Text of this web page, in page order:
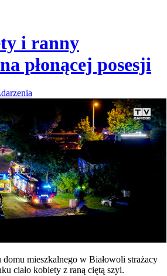
i ranny
płonącej posesji
domu mieszkalnego w Białowoli strażacy
ciało kobiety z raną ciętą szyi.